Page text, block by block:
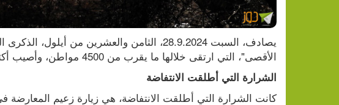
الأقصى"، التي ارتقى خلالها ما يقرب من 4500 مواطن، وأصيب أكثر من 50 ألفا.
الشرارة التي أطلقت الانتفاضة